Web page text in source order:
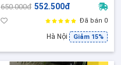
mọi loại bếp
650.000đ 552.500đ
Đã bán 0
Hà Nội Giảm 15%